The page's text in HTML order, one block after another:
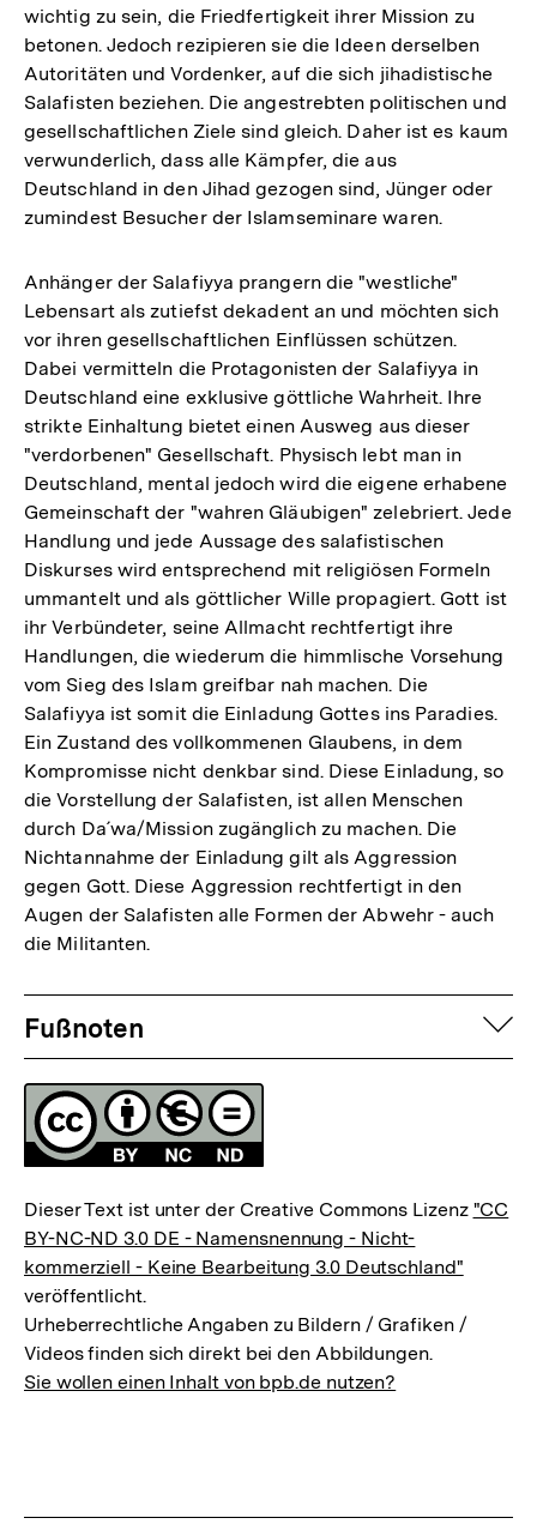
wichtig zu sein, die Friedfertigkeit ihrer Mission zu
betonen. Jedoch rezipieren sie die Ideen derselben
Autoritäten und Vordenker, auf die sich jihadistische
Salafisten beziehen. Die angestrebten politischen und
gesellschaftlichen Ziele sind gleich. Daher ist es kaum
verwunderlich, dass alle Kämpfer, die aus
Deutschland in den Jihad gezogen sind, Jünger oder
zumindest Besucher der Islamseminare waren.
Anhänger der Salafiyya prangern die "westliche"
Lebensart als zutiefst dekadent an und möchten sich
vor ihren gesellschaftlichen Einflüssen schützen.
Dabei vermitteln die Protagonisten der Salafiyya in
Deutschland eine exklusive göttliche Wahrheit. Ihre
strikte Einhaltung bietet einen Ausweg aus dieser
"verdorbenen" Gesellschaft. Physisch lebt man in
Deutschland, mental jedoch wird die eigene erhabene
Gemeinschaft der "wahren Gläubigen" zelebriert. Jede
Handlung und jede Aussage des salafistischen
Diskurses wird entsprechend mit religiösen Formeln
ummantelt und als göttlicher Wille propagiert. Gott ist
ihr Verbündeter, seine Allmacht rechtfertigt ihre
Handlungen, die wiederum die himmlische Vorsehung
vom Sieg des Islam greifbar nah machen. Die
Salafiyya ist somit die Einladung Gottes ins Paradies.
Ein Zustand des vollkommenen Glaubens, in dem
Kompromisse nicht denkbar sind. Diese Einladung, so
die Vorstellung der Salafisten, ist allen Menschen
durch Da´wa/Mission zugänglich zu machen. Die
Nichtannahme der Einladung gilt als Aggression
gegen Gott. Diese Aggression rechtfertigt in den
Augen der Salafisten alle Formen der Abwehr - auch
die Militanten.
Fussnoten
Fußnoten
Lizenz
Dieser Text ist unter der Creative Commons Lizenz "CC
BY-NC-ND 3.0 DE - Namensnennung - Nicht-
kommerziell - Keine Bearbeitung 3.0 Deutschland"
veröffentlicht.
Urheberrechtliche Angaben zu Bildern / Grafiken /
Videos finden sich direkt bei den Abbildungen.
Sie wollen einen Inhalt von bpb.de nutzen?